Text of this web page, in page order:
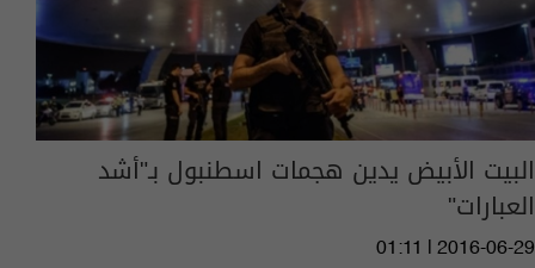
البيت الأبيض يدين هجمات اسطنبول بـ"أشد
العبارات"
01:11 | 2016-06-29